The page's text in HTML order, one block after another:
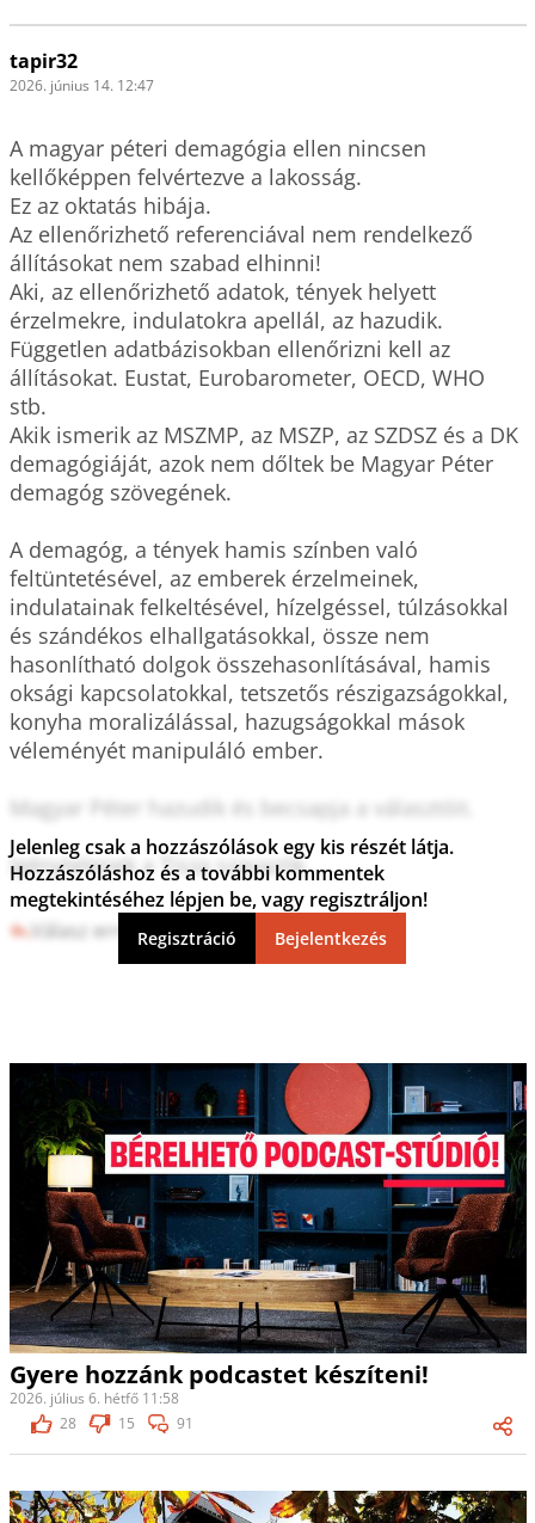
tapir32
2026. június 14. 12:47
A magyar péteri demagógia ellen nincsen
kellőképpen felvértezve a lakosság.
Ez az oktatás hibája.
Az ellenőrizhető referenciával nem rendelkező
állításokat nem szabad elhinni!
Aki, az ellenőrizhető adatok, tények helyett
érzelmekre, indulatokra apellál, az hazudik.
Független adatbázisokban ellenőrizni kell az
állításokat. Eustat, Eurobarometer, OECD, WHO
stb.
Akik ismerik az MSZMP, az MSZP, az SZDSZ és a DK
demagógiáját, azok nem dőltek be Magyar Péter
demagóg szövegének.
A demagóg, a tények hamis színben való
feltüntetésével, az emberek érzelmeinek,
indulatainak felkeltésével, hízelgéssel, túlzásokkal
és szándékos elhallgatásokkal, össze nem
hasonlítható dolgok összehasonlításával, hamis
oksági kapcsolatokkal, tetszetős részigazságokkal,
konyha moralizálással, hazugságokkal mások
véleményét manipuláló ember.
Magyar Péter hazudik és becsapja a választóit.
Igénytelenek a Tisza szavazók.
Válasz erre 6 0
Jelenleg csak a hozzászólások egy kis részét látja.
Hozzászóláshoz és a további kommentek
megtekintéséhez lépjen be, vagy regisztráljon!
Regisztráció Bejelentkezés
Gyere hozzánk podcastet készíteni!
2026. július 6. hétfő 11:58
28
15 91